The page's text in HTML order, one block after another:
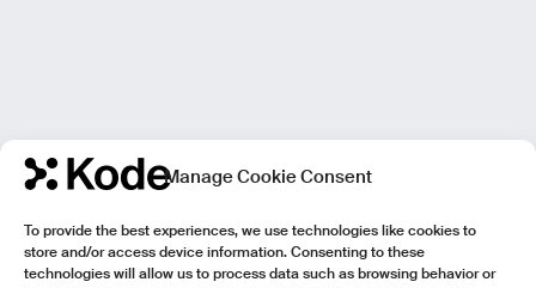
Manage Cookie Consent
To provide the best experiences, we use technologies like cookies to
store and/or access device information. Consenting to these
technologies will allow us to process data such as browsing behavior or